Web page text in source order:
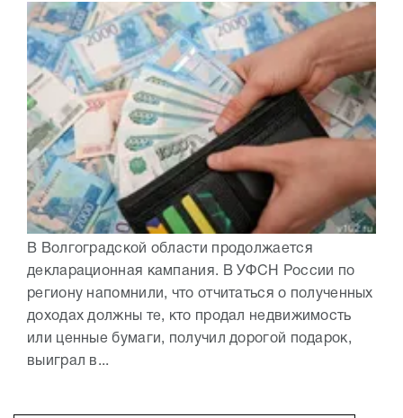
В Волгоградской области продолжается
декларационная кампания. В УФСН России по
региону напомнили, что отчитаться о полученных
доходах должны те, кто продал недвижимость
или ценные бумаги, получил дорогой подарок,
выиграл в...